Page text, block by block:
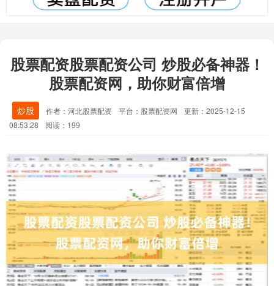
股票配资股票配资公司 炒股必备神器！
股票配资网，助你财富倍增
炒股 作者：河北股票配资 平台：股票配资网
更新：2025-12-15
08:53:28
阅读：199